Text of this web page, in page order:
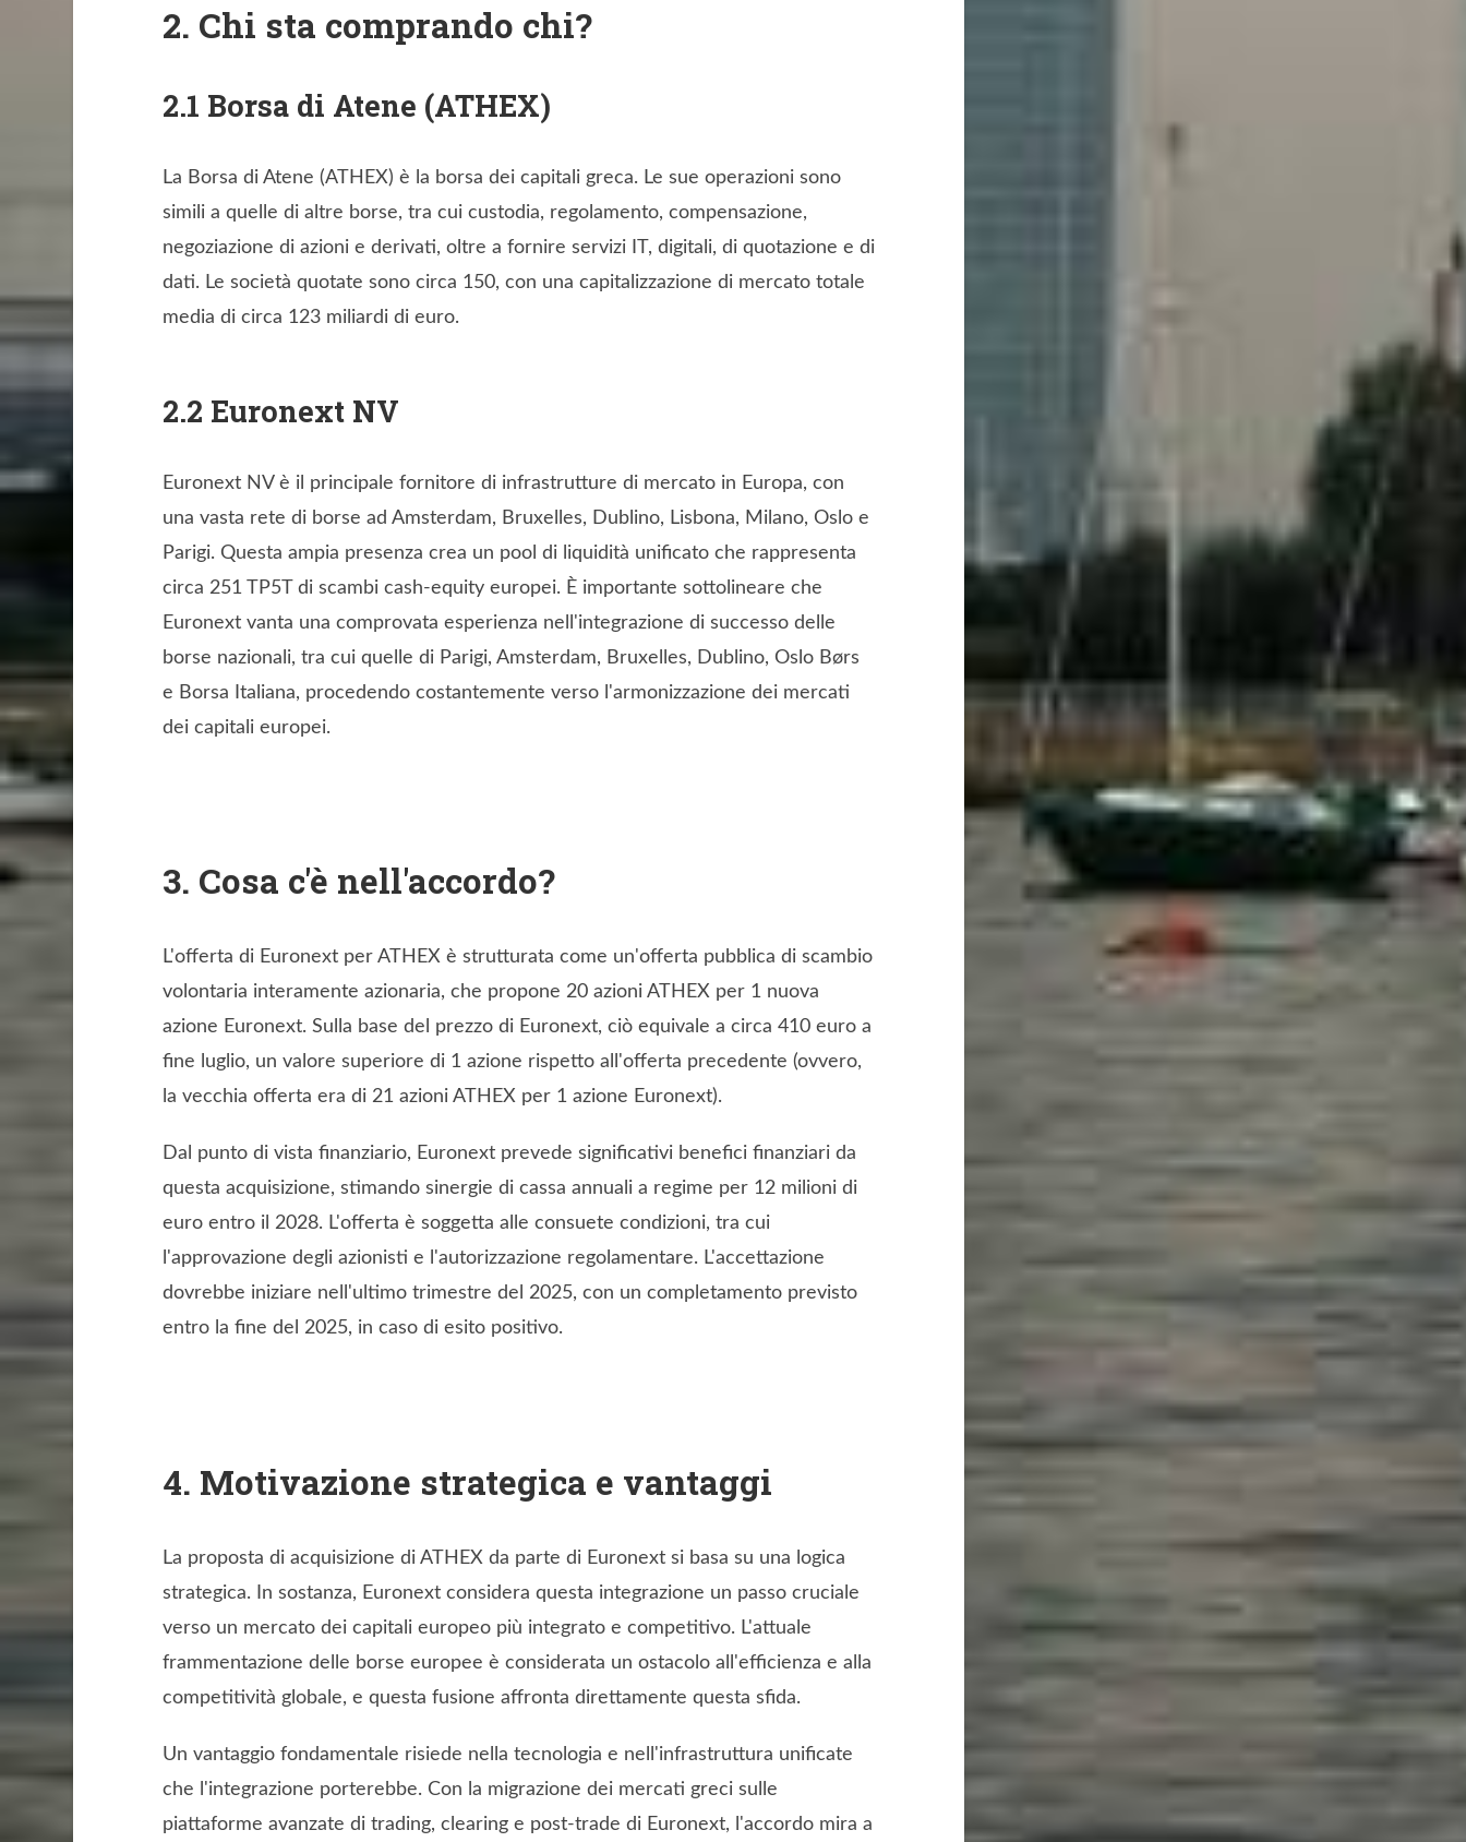
2. Chi sta comprando chi?
2.1 Borsa di Atene (ATHEX)
La Borsa di Atene (ATHEX) è la borsa dei capitali greca. Le sue operazioni sono
simili a quelle di altre borse, tra cui custodia, regolamento, compensazione,
negoziazione di azioni e derivati, oltre a fornire servizi IT, digitali, di quotazione e di
dati. Le società quotate sono circa 150, con una capitalizzazione di mercato totale
media di circa 123 miliardi di euro.
2.2 Euronext NV
Euronext NV è il principale fornitore di infrastrutture di mercato in Europa, con
una vasta rete di borse ad Amsterdam, Bruxelles, Dublino, Lisbona, Milano, Oslo e
Parigi. Questa ampia presenza crea un pool di liquidità unificato che rappresenta
circa 251 TP5T di scambi cash-equity europei. È importante sottolineare che
Euronext vanta una comprovata esperienza nell'integrazione di successo delle
borse nazionali, tra cui quelle di Parigi, Amsterdam, Bruxelles, Dublino, Oslo Børs
e Borsa Italiana, procedendo costantemente verso l'armonizzazione dei mercati
dei capitali europei.
3. Cosa c'è nell'accordo?
L'offerta di Euronext per ATHEX è strutturata come un'offerta pubblica di scambio
volontaria interamente azionaria, che propone 20 azioni ATHEX per 1 nuova
azione Euronext. Sulla base del prezzo di Euronext, ciò equivale a circa 410 euro a
fine luglio, un valore superiore di 1 azione rispetto all'offerta precedente (ovvero,
la vecchia offerta era di 21 azioni ATHEX per 1 azione Euronext).
Dal punto di vista finanziario, Euronext prevede significativi benefici finanziari da
questa acquisizione, stimando sinergie di cassa annuali a regime per 12 milioni di
euro entro il 2028. L'offerta è soggetta alle consuete condizioni, tra cui
l'approvazione degli azionisti e l'autorizzazione regolamentare. L'accettazione
dovrebbe iniziare nell'ultimo trimestre del 2025, con un completamento previsto
entro la fine del 2025, in caso di esito positivo.
4. Motivazione strategica e vantaggi
La proposta di acquisizione di ATHEX da parte di Euronext si basa su una logica
strategica. In sostanza, Euronext considera questa integrazione un passo cruciale
verso un mercato dei capitali europeo più integrato e competitivo. L'attuale
frammentazione delle borse europee è considerata un ostacolo all'efficienza e alla
competitività globale, e questa fusione affronta direttamente questa sfida.
Un vantaggio fondamentale risiede nella tecnologia e nell'infrastruttura unificate
che l'integrazione porterebbe. Con la migrazione dei mercati greci sulle
piattaforme avanzate di trading, clearing e post-trade di Euronext, l'accordo mira a